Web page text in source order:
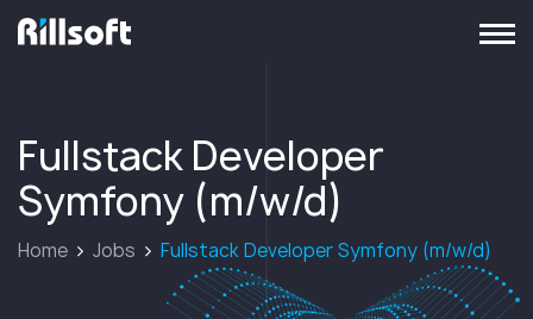
Fullstack Developer
Symfony (m/w/d)
Home Jobs Fullstack Developer Symfony (m/w/d)